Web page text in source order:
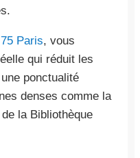
Paris, vous
qui réduit les
ponctualité
denses comme la
la Bibliothèque